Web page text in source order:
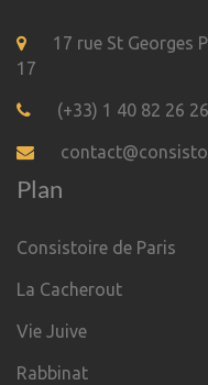
17 rue St Georges
17
(+33) 1 40 82 26 26
Plan
Consistoire de Paris
La Cacherout
Vie Juive
Rabbinat